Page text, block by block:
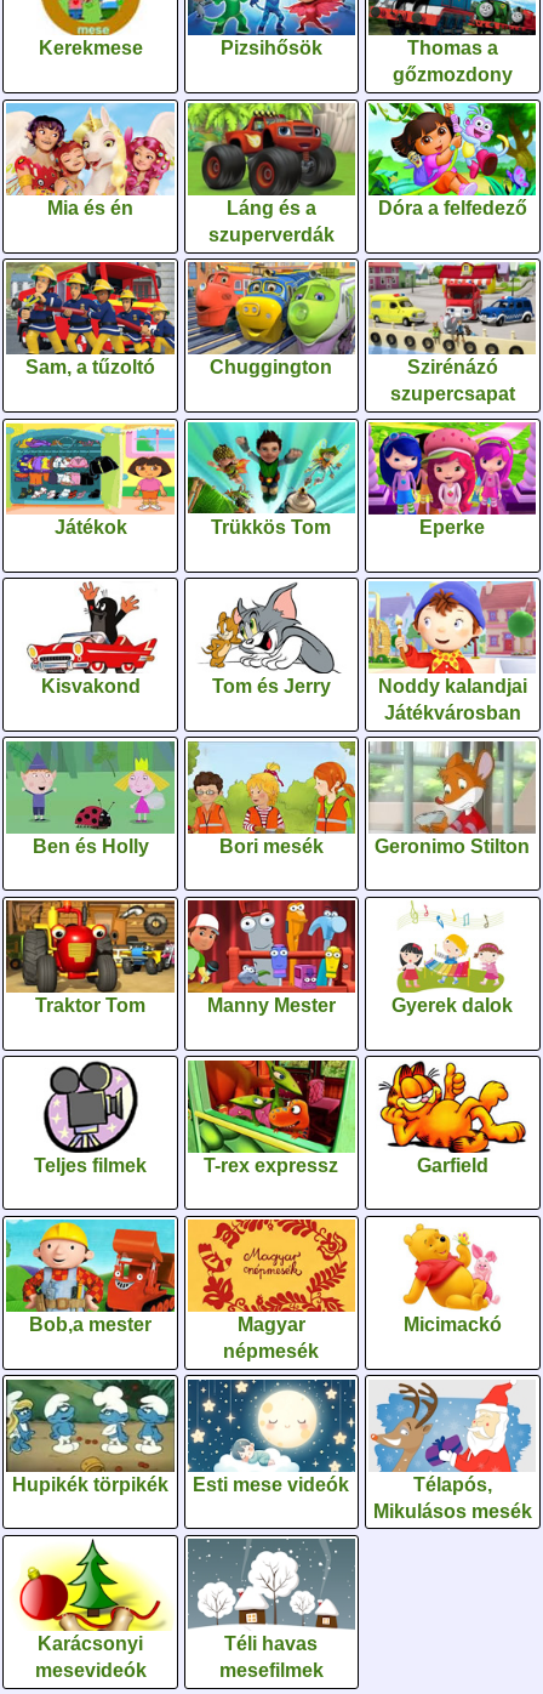
Kerekmese Pizsihősök
Thomas a
gőzmozdony
Mia és én
Láng és a
szuperverdák
Dóra a felfedező
Sam, a tűzoltó Chuggington
Szirénázó
szupercsapat
Játékok Trükkös Tom Eperke
Kisvakond Tom és Jerry
Noddy kalandjai
Játékvárosban
Ben és Holly Bori mesék Geronimo Stilton
Traktor Tom Manny Mester Gyerek dalok
Teljes filmek T-rex expressz Garfield
Bob,a mester
Magyar
népmesék
Micimackó
Hupikék törpikék Esti mese videók
Télapós,
Mikulásos mesék
Karácsonyi
mesevideók
Téli havas
mesefilmek